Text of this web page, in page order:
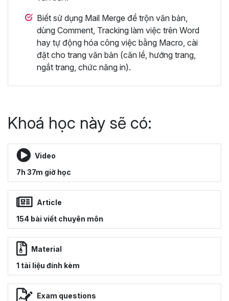
Biết sử dụng Mail Merge để trộn văn bản,
dùng Comment, Tracking làm việc trên Word
hay tự động hóa công việc bằng Macro, cài
đặt cho trang văn bản (căn lề, hướng trang,
ngắt trang, chức năng in).
Khoá học này sẽ có:
Video
7h 37m giờ học
Article
154 bài viết chuyên môn
Material
1 tài liệu đính kèm
Exam questions